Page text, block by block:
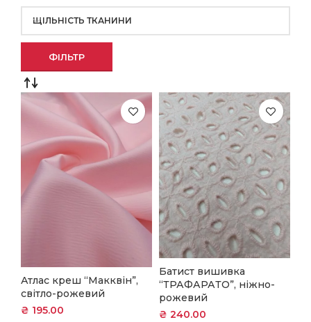
ЩІЛЬНІСТЬ ТКАНИНИ
ФІЛЬТР
Атлас креш “Макквін”,
світло-рожевий
₴ 195.00
Батист вишивка
“ТРАФАРАТО”, ніжно-
рожевий
₴ 240.00